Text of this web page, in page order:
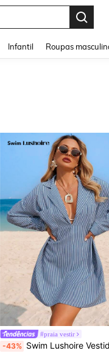
Infantil Roupas
#praia vestir
-43% Swim Lushoire Vestido Casual de Praia Tipo Cobertura com Decote V Profundo e Listras Sexy